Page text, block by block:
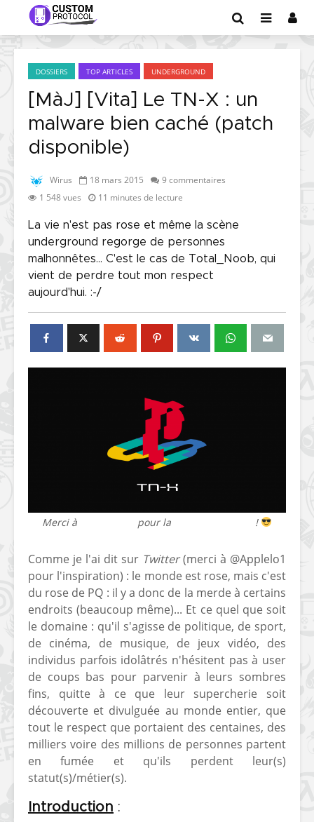
DOSSIERS TOP ARTICLES UNDERGROUND
[MàJ] [Vita] Le TN-X : un
malware bien caché (patch
disponible)
Wirus 18 mars 2015
9 commentaires
1 548 vues
11 minutes de lecture
La vie n'est pas rose et même la scène
underground regorge de personnes
malhonnêtes... C'est le cas de Total_Noob, qui
vient de perdre tout mon respect
aujourd'hui. :-/
Merci à pour la !
Comme je l'ai dit sur Twitter(merci à @Applelo1
pour l'inspiration) : le monde est rose, mais c'est
du rose de PQ : il y a donc de la merde à certains
endroits (beaucoup même)... Et ce quel que soit
le domaine : qu'il s'agisse de politique, de sport,
de cinéma, de musique, de jeux vidéo, des
individus parfois idolâtrés n'hésitent pas à user
de coups bas pour parvenir à leurs sombres
fins, quitte à ce que leur supercherie soit
découverte et divulguée au monde entier, que
tout le respect que portaient des centaines, des
milliers voire des millions de personnes partent
en fumée et qu'ils perdent leur(s)
statut(s)/métier(s).
Introduction :
[Vita] Ouverture de
KyûHEN, le nouveau
concours de
homebrews
[PSP] Débricker une
[Switch]
nouveaux